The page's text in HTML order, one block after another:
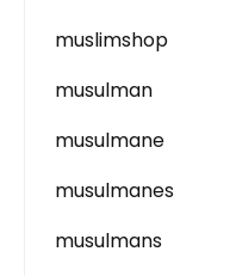
muslimshop
musulman
musulmane
musulmanes
musulmans